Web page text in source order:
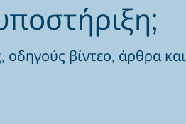
οδηγούς βίντεο, άρθρα και